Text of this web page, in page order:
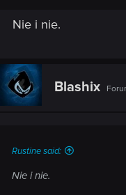
Nie i nie.
Blashix
Rustine said:
Nie i nie.